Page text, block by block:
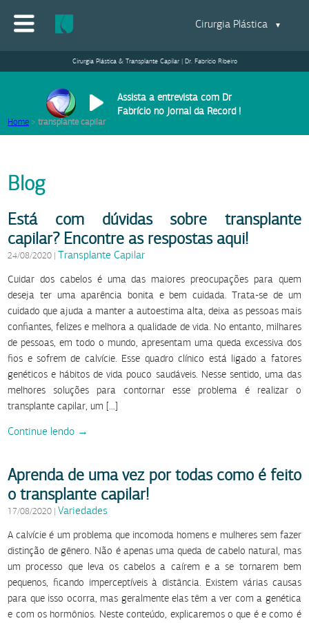
Cirurgia Plástica ▼
Cirurgia Plástica & Transplante Capilar | Dr. Fabrício Ribeiro
Assista a entrevista com Dr
Fabrício no Jornal da Record !
Home >transplante capilar
Blog
Está com dúvidas sobre transplante
capilar? Encontre as respostas aqui!
24/08/2020 | Transplante Capilar
Cuidar dos cabelos é uma das maiores preocupações para quem
deseja ter uma aparência bonita e bem cuidada. Trata-se de um
cuidado que ajuda a manter a autoestima alta, deixa as pessoas mais
confiantes, felizes e melhora a qualidade de vida. No entanto, milhares
de pessoas, em todo o mundo, apresentam uma queda excessiva dos
fios e sofrem de calvície. Esse quadro clínico está ligado a fatores
genéticos e hábitos de vida pouco saudáveis. Nesse sentido, uma das
melhores soluções para contornar esse problema é realizar o
transplante capilar, um […]
Continue lendo →
Aprenda de uma vez por todas como é feito
o transplante capilar!
17/08/2020 |Variedades
A calvície é um problema que incomoda homens e mulheres sem fazer
distinção de gênero. Não é apenas uma queda de cabelo natural, mas
um processo que leva os cabelos a caírem e a se tornarem bem
pequenos, ficando imperceptíveis à distância. Existem várias causas
para que isso ocorra, mas geralmente elas têm a ver com a genética
e com os hormônios. Neste conteúdo, explicaremos o que é e como é